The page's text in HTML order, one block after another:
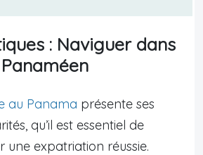
: Naviguer dans
au Panama présente ses
qu’il est essentiel de
expatriation réussie.